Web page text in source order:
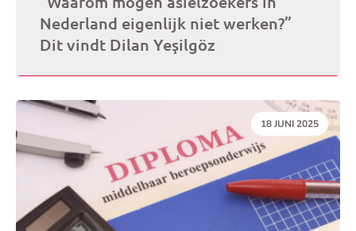
Nederland eigenlijk niet werken?”
Dit vindt Dilan Yeşilgöz
DATUM:
18 JUNI 2025